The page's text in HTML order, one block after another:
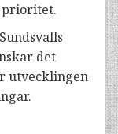
prioritet.
det
utvecklingen